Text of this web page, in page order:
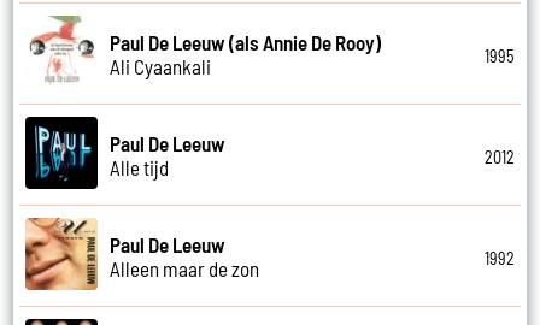
Paul De Leeuw (als Annie De Rooy)
Ali Cyaankali
1995
Paul De Leeuw
Alle tijd
2012
Paul De Leeuw
Alleen maar de zon
1992